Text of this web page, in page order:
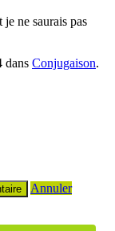
je ne saurais pas
dans Conjugaison.
Annuler